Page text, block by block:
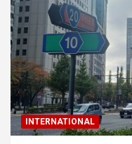
INTERNATIONAL